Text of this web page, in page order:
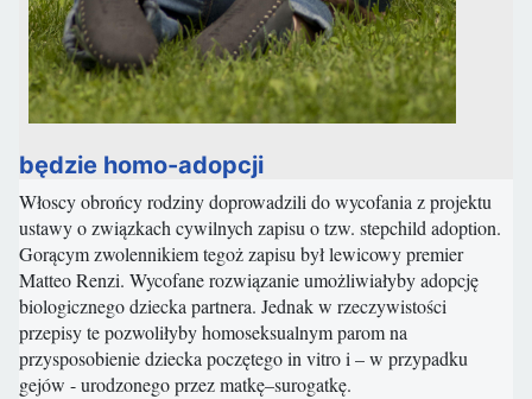
będzie homo-adopcji
Włoscy obrońcy rodziny doprowadzili do wycofania z projektu
ustawy o związkach cywilnych zapisu o tzw. stepchild adoption.
Gorącym zwolennikiem tegoż zapisu był lewicowy premier
Matteo Renzi. Wycofane rozwiązanie umożliwiałyby adopcję
biologicznego dziecka partnera. Jednak w rzeczywistości
przepisy te pozwoliłyby homoseksualnym parom na
przysposobienie dziecka poczętego in vitro i – w przypadku
gejów - urodzonego przez matkę–surogatkę.